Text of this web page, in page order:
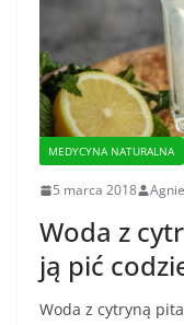
MEDYCYNA NATURALNA
5 marca 2018
Woda z
ją pić
Woda z cytryną